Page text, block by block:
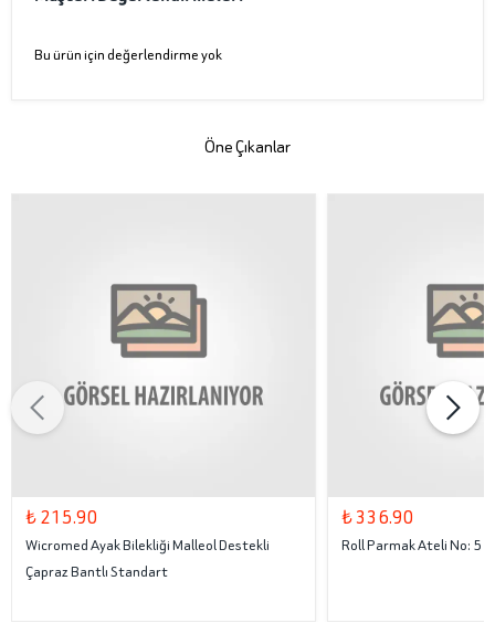
Bu ürün için değerlendirme yok
Öne Çıkanlar
₺ 215.90
Wicromed Ayak Bilekliği Malleol Destekli
Çapraz Bantlı Standart
₺ 336.90
Roll Parmak Ateli No: 5